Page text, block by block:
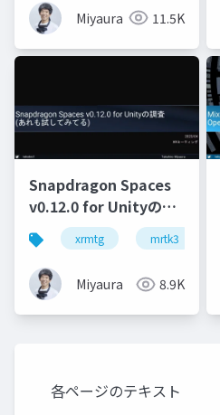
Miyaura 11.5K
Snapdragon Spaces
v0.12.0 for Unityの調
査(あれも試してみて
る)
xrmtg mrtk3
Miyaura 8.9K
各ページのテキスト